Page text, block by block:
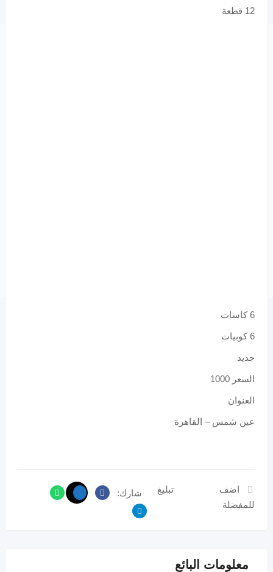
12 قطعة
6 كاسات
6 كوبيات
جديد
السعر 1000
العنوان
عين شمس – القاهرة
اضف
للمفضلة
تبليغ شارك:
معلومات البائع